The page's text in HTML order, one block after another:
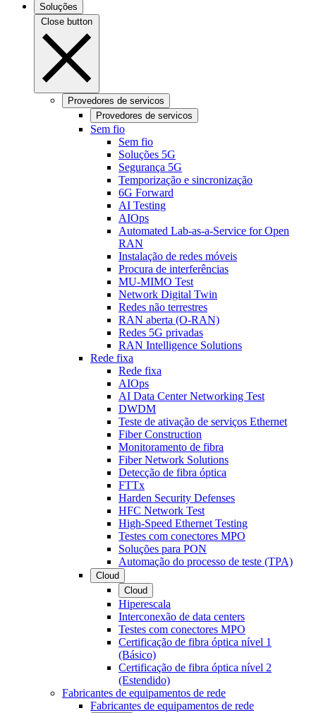
Soluções
Close button
Provedores de servicos
Provedores de servicos
Sem fio
Sem fio
Soluções 5G
Segurança 5G
Temporização e sincronização
6G Forward
AI Testing
AIOps
Automated Lab-as-a-Service for Open
RAN
Instalação de redes móveis
Procura de interferências
MU-MIMO Test
Network Digital Twin
Redes não terrestres
RAN aberta (O-RAN)
Redes 5G privadas
RAN Intelligence Solutions
Rede fixa
Rede fixa
AIOps
AI Data Center Networking Test
DWDM
Teste de ativação de serviços Ethernet
Fiber Construction
Monitoramento de fibra
Fiber Network Solutions
Detecção de fibra óptica
FTTx
Harden Security Defenses
HFC Network Test
High-Speed Ethernet Testing
Testes com conectores MPO
Soluções para PON
Automação do processo de teste (TPA)
Cloud
Cloud
Hiperescala
Interconexão de data centers
Testes com conectores MPO
Certificação de fibra óptica nível 1
(Básico)
Certificação de fibra óptica nível 2
(Estendido)
Fabricantes de equipamentos de rede
Fabricantes de equipamentos de rede